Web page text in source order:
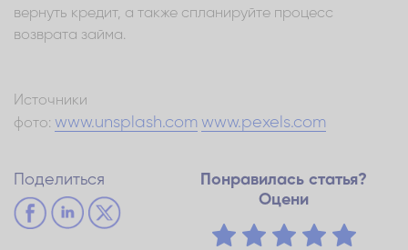
вернуть кредит, а также спланируйте процесс
возврата займа.
Источники
фото: www.unsplash.com www.pexels.com
Поделиться
Понравилась статья?
Оцени